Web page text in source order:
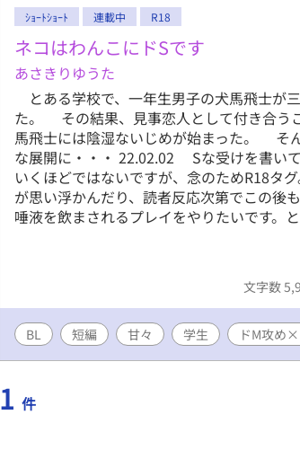
ｼｮｰﾄｼｮｰﾄ 連載中 R18
ネコはわんこにドSです
あさきりゆうた
とある学校で、一年生男子の犬馬飛士が
た。 その結果、見事恋人として付き合
馬飛士には陰湿ないじめが始まった。 そ
な展開に・・・ 22.02.02 Sな受けを書い
いくほどではないですが、念のためR18
が思い浮かんだり、読者反応次第でこの
唾液を飲まされるプレイをやりたいです。
文字数
BL 短編 甘々 学生 ドM攻め
1 件